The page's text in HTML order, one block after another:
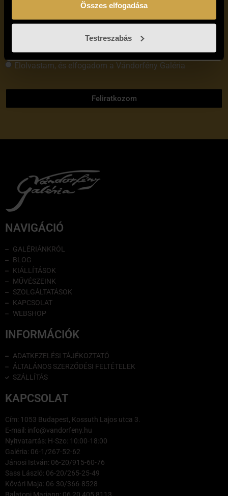
Összes elfogadása
Testreszabás
Elolvastam, és elfogadom a Vándorfény Galéria
Feliratkozom
NAVIGÁCIÓ
GALÉRIÁNKRÓL
BLOG
KIÁLLÍTÁSOK
MŰVÉSZEINK
SZOLGÁLTATÁSOK
KAPCSOLAT
WEBSHOP
INFORMÁCIÓK
ADATKEZELÉSI TÁJÉKOZTATÓ
ÁLTALÁNOS SZERZŐDÉSI FELTÉTELEK
SZÁLLÍTÁS
KAPCSOLAT
Cím: 1053 Budapest, Kossuth Lajos utca 3.
E-mail: info@vandorfeny.hu
Nyitvatartás: H-Szo: 10:00-18:00
Galéria: 06-1/267-52-62
Jánosi István: 06-20/915-60-76
Sass László: 06-20/265-25-49
Kővári Maja: 06-30/366-8528